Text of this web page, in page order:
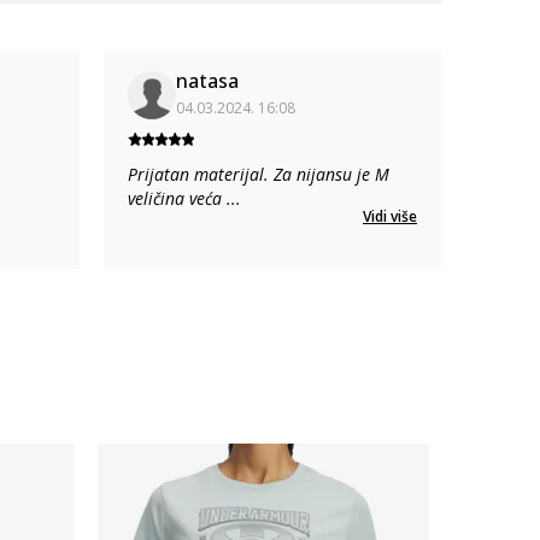
natasa
04.03.2024. 16:08
Prijatan materijal. Za nijansu je M
veličina veća ...
Vidi više